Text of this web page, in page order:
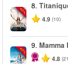
-40%
8.
4.9 (10)
-40%
9. Mamma
4.8